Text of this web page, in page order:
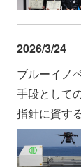
2026/3/24
ブルーイノ
手段として
指針に資す